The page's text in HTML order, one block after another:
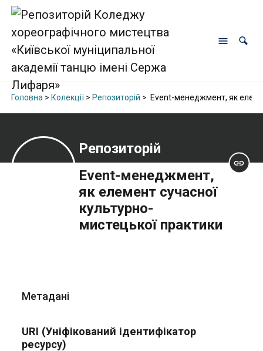
Головна > Колекції> Репозиторій > Еvent-менеджмент, як
Репозиторій
Еvent-менеджмент,
як елемент сучасної
культурно-
мистецької практики
Метадані
URI (Уніфікований ідентифікатор
ресурсу)